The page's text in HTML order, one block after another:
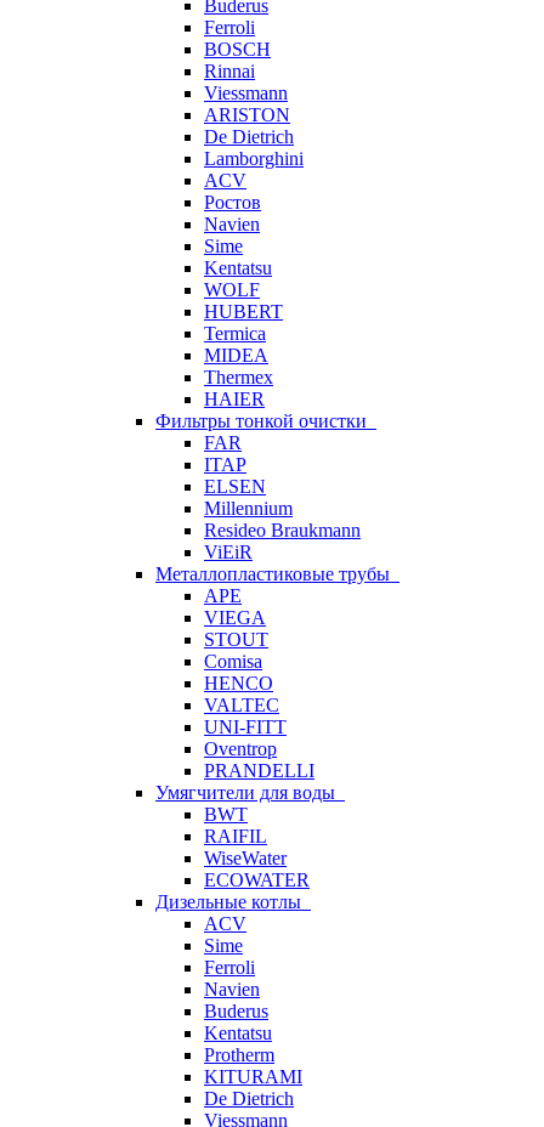
Buderus
Ferroli
BOSCH
Rinnai
Viessmann
ARISTON
De Dietrich
Lamborghini
ACV
Ростов
Navien
Sime
Kentatsu
WOLF
HUBERT
Termica
MIDEA
Thermex
HAIER
Фильтры тонкой очистки
FAR
ITAP
ELSEN
Millennium
Resideo Braukmann
ViEiR
Металлопластиковые трубы
APE
VIEGA
STOUT
Comisa
HENCO
VALTEC
UNI-FITT
Oventrop
PRANDELLI
Умягчители для воды
BWT
RAIFIL
WiseWater
ECOWATER
Дизельные котлы
ACV
Sime
Ferroli
Navien
Buderus
Kentatsu
Protherm
KITURAMI
De Dietrich
Viessmann